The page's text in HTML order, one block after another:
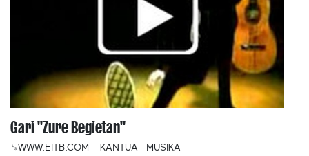
Gari ''Zure Begietan''
␟WWW.EITB.COM KANTUA - MUSIKA